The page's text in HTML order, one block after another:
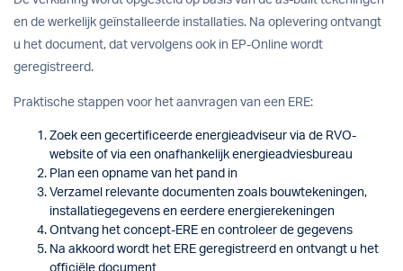
en de werkelijk geïnstalleerde installaties. Na oplevering ontvangt
u het document, dat vervolgens ook in EP-Online wordt
geregistreerd.
Praktische stappen voor het aanvragen van een ERE:
Zoek een gecertificeerde energieadviseur via de RVO-
website of via een onafhankelijk energieadviesbureau
Plan een opname van het pand in
Verzamel relevante documenten zoals bouwtekeningen,
installatiegegevens en eerdere energierekeningen
Ontvang het concept-ERE en controleer de gegevens
Na akkoord wordt het ERE geregistreerd en ontvangt u het
officiële document